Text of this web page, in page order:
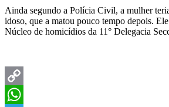
Ainda segundo a Polícia Civil, a mulher
idoso, que a matou pouco tempo depois.
Núcleo de homicídios da 11° Delegacia
Copy